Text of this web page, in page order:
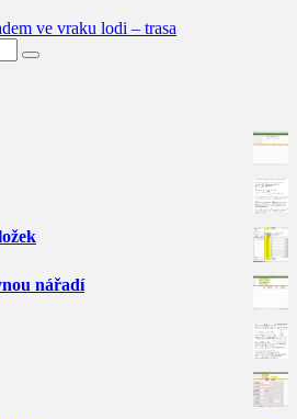
ve vraku lodi – trasa
nářadí